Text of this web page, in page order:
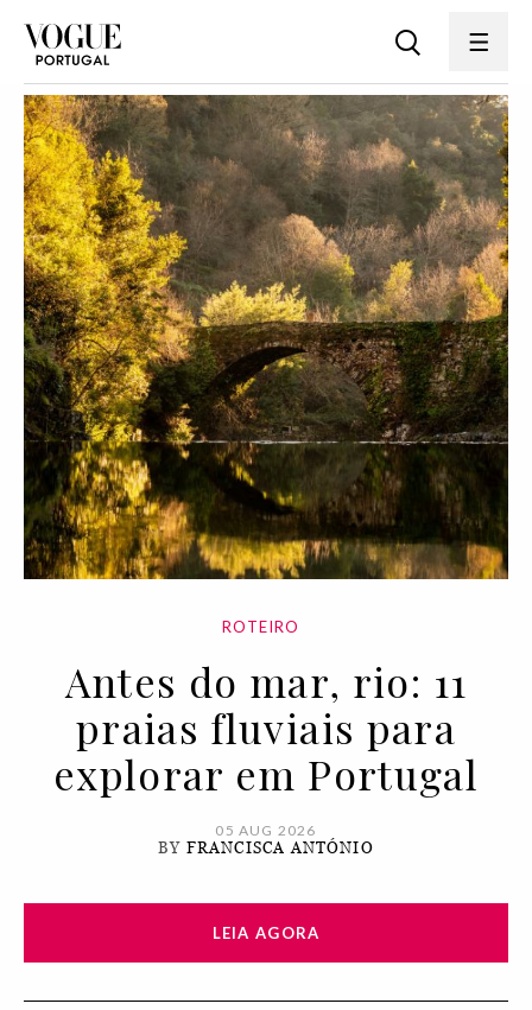
ROTEIRO
Antes do mar, rio: 11
praias fluviais para
explorar em Portugal
05 AUG 2026
BY FRANCISCA ANTÓNIO
LEIA AGORA